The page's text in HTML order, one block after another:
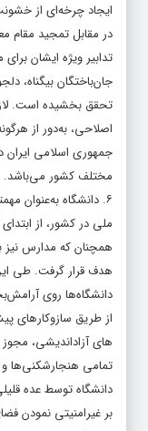
ایجاد چرخه­‌ای از
در مقابل تمجید مقام
تدابیر ویژه ایشان
جان‌باختگان بیگناه،
تحقق بخشیده است.
اصلاحی، به‌دور از
جمهوری اسلامی
مختلف کشور می‌باشد.
۶. دانشگاه به‌عنوان
ملی در کشور، از
همچنان که مدارس نیز
هدف قرار گرفت. طی
دانشگاه­‌ها روی
از طریق سازوکارهای
های آزاداندیشی،
تمامی
دانشگاه توسط عده
بر غیرامنیتی نمودن